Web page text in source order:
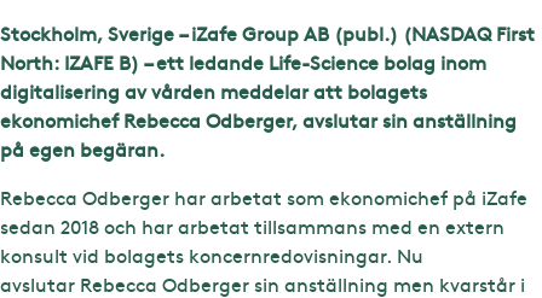
Stockholm, Sverige – iZafe Group AB (publ.) (NASDAQ First
North: IZAFE B) – ett ledande Life-Science bolag inom
digitalisering av vården meddelar att bolagets
ekonomichef Rebecca Odberger, avslutar sin anställning
på egen begäran.
Rebecca Odberger har arbetat som ekonomichef på iZafe
sedan 2018 och har arbetat tillsammans med en extern
konsult vid bolagets koncernredovisningar. Nu
avslutar Rebecca Odberger sin anställning men kvarstår i